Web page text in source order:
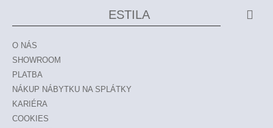
ESTILA
O NÁS
SHOWROOM
PLATBA
NÁKUP NÁBYTKU NA SPLÁTKY
KARIÉRA
COOKIES